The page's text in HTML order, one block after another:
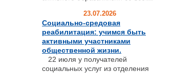
23.07.2026
Социально-средовая
реабилитация: учимся быть
активными участниками
общественной жизни.
22 июля у получателей
социальных услуг из отделения